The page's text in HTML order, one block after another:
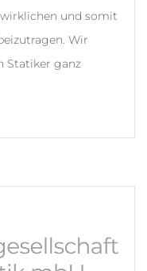
und somit
Wir
Statiker ganz